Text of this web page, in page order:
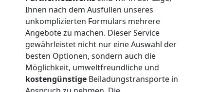
Ihnen nach dem Ausfüllen unseres
unkomplizierten Formulars mehrere
Angebote zu machen. Dieser Service
gewährleistet nicht nur eine Auswahl der
besten Optionen, sondern auch die
Möglichkeit, umweltfreundliche und
kostengünstige Beiladungstransporte in
Beiladung
Feldkirch
Mini